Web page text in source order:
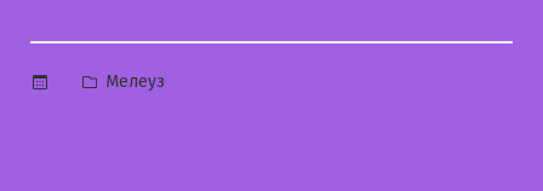
Опубликовано
Мелеуз